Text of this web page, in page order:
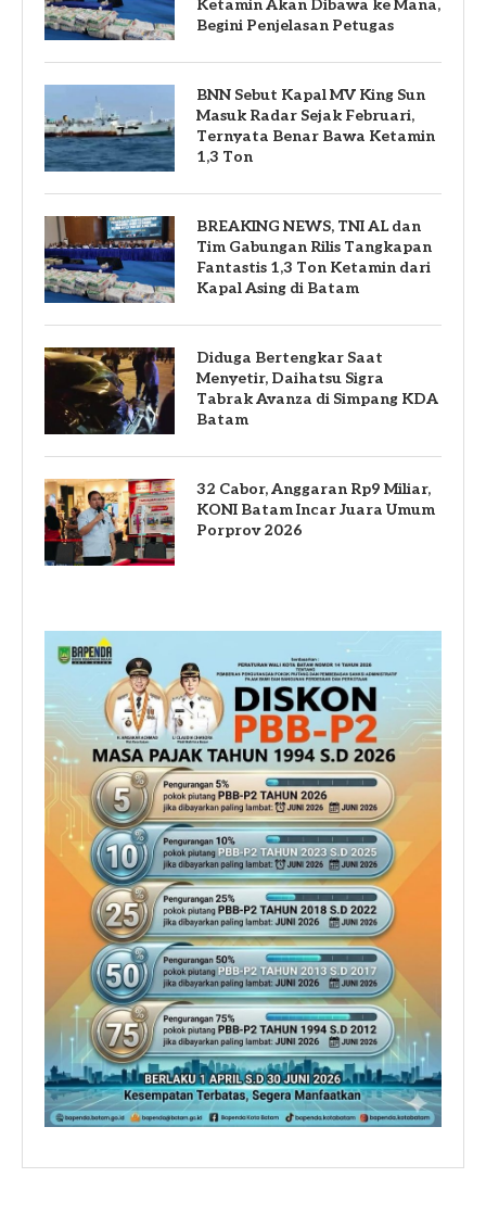
Ketamin Akan Dibawa ke Mana,
Begini Penjelasan Petugas
BNN Sebut Kapal MV King Sun
Masuk Radar Sejak Februari,
Ternyata Benar Bawa Ketamin
1,3 Ton
BREAKING NEWS, TNI AL dan
Tim Gabungan Rilis Tangkapan
Fantastis 1,3 Ton Ketamin dari
Kapal Asing di Batam
Diduga Bertengkar Saat
Menyetir, Daihatsu Sigra
Tabrak Avanza di Simpang KDA
Batam
32 Cabor, Anggaran Rp9 Miliar,
KONI Batam Incar Juara Umum
Porprov 2026